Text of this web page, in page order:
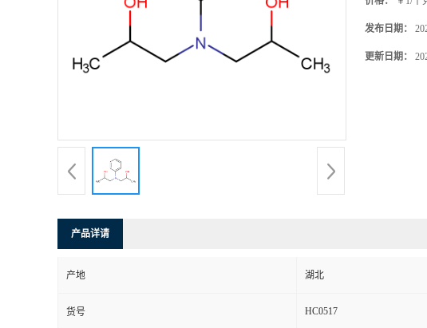
发布日期：
更新日期：
产品详请
产地 湖北
货号 HC0517